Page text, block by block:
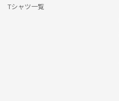
Tシャツ一覧